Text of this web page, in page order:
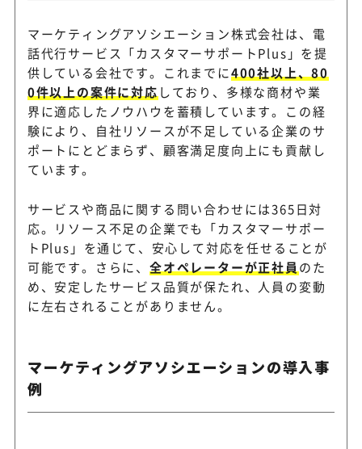
マーケティングアソシエーション株式会社は、電
話代行サービス「カスタマーサポートPlus」を提
供している会社です。これまでに400社以上、80
0件以上の案件に対応 しており、多様な商材や業
界に適応したノウハウを蓄積しています。この経
験により、自社リソースが不足している企業のサ
ポートにとどまらず、顧客満足度向上にも貢献し
ています。
サービスや商品に関する問い合わせには365日対
応。リソース不足の企業でも「カスタマーサポー
トPlus」を通じて、安心して対応を任せることが
可能です。さらに、全オペレーターが正社員 のた
め、安定したサービス品質が保たれ、人員の変動
に左右されることがありません。
マーケティングアソシエーションの導入事
例